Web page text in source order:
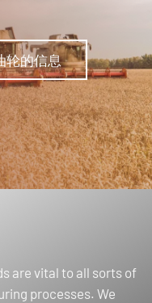
轮的信息
are vital to all sorts of
processes. We